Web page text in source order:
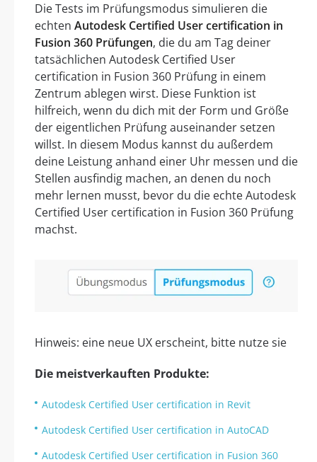
Die Tests im Prüfungsmodus simulieren die
echten Autodesk Certified User certification in
Fusion 360 Prüfungen, die du am Tag deiner
tatsächlichen Autodesk Certified User
certification in Fusion 360 Prüfung in einem
Zentrum ablegen wirst. Diese Funktion ist
hilfreich, wenn du dich mit der Form und Größe
der eigentlichen Prüfung auseinander setzen
willst. In diesem Modus kannst du außerdem
deine Leistung anhand einer Uhr messen und die
Stellen ausfindig machen, an denen du noch
mehr lernen musst, bevor du die echte Autodesk
Certified User certification in Fusion 360 Prüfung
machst.
Hinweis: eine neue UX erscheint, bitte nutze sie
Die meistverkauften Produkte:
Autodesk Certified User certification in Revit
Autodesk Certified User certification in AutoCAD
Autodesk Certified User certification in Fusion 360